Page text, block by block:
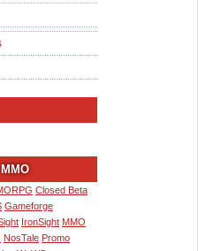
Closed Beta
Gameforge
IronSight MMO
NosTale Promo